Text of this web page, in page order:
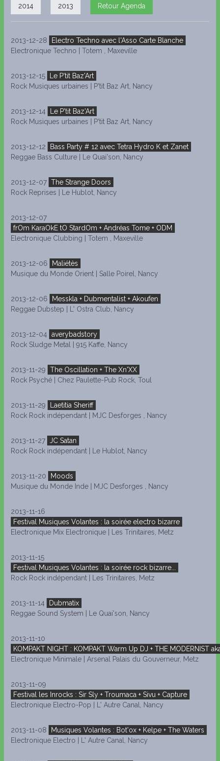
2014 2013 Retour Agenda
2013-12-28
Electro Techno avec l'Asso Carte Blanche
Electronique Techno | Totem , Maxeville
2013-12-15
Le P'tit Baz'Art
Rock Musiques urbaines | P'tit Baz Art, Nancy
2013-12-14
Le P'tit Baz'Art
Rock Musiques urbaines | P'tit Baz Art, Nancy
2013-12-12
Bass Party # 12 avec Tetra Hydro K et Zanet
Reggae Bass Culture | Le Quai'son, Nancy
2013-12-07 The Strange Doors
Rock Reprises | Le Hublot, Nancy
2013-12-07
frOm KaraOkE tO StardOm + Andréas Tome + ODM
Electronique Clubbing | Totem , Maxeville
2013-12-06
Maliétès
Musique du Monde Orient | Salle Poirel, Nancy
2013-12-06
Messkla + Dubmentalist + Akoufen
Reggae Dubstep | L' Ostra Club, Nancy
2013-12-04
averybadstory
Rock Sludge Metal | 915 Kaffe, Nancy
2013-11-29
The Oscillation + The Xn'XX
Rock Psyché | Chez Paulette-Pub Rock, Toul
2013-11-29
Laetitia Sheriff
Rock Rock indépendant | MJC Desforges , Nancy
2013-11-27
JC Satan
Rock Rock indépendant | Le Hublot, Nancy
2013-11-20
Moods
Musique du Monde Inde | MJC Desforges , Nancy
2013-11-16
Festival Musiques Volantes : la soirée electro bizarre
Electronique Mix Electronique | Les Trinitaires, Metz
2013-11-15
Festival Musiques Volantes : la soirée rock bizarre...
Rock Rock indépendant | Les Trinitaires, Metz
2013-11-14
Dubmatix
Reggae Sound System | Le Quai'son, Nancy
2013-11-10
KOMPAKT NIGHT : KOMPAKT Warm Up DJ + THE MODERNIST
Electronique Minimale | Arsenal Palais du Gouverneur, Metz
2013-11-09
Festival les Inrocks : Sir Sly + Troumaca + Sivu + Capture
Electronique Electro-Pop | L' Autre Canal, Nancy
2013-11-08
Musiques Volantes : Bot'ox + Kelpe + The Waters
Electronique Electro | L' Autre Canal, Nancy
affiche en tous les cas pour clubbers exigeants...